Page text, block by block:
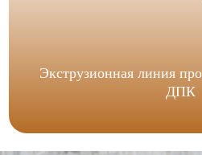
Экструзионная линия
ДПК